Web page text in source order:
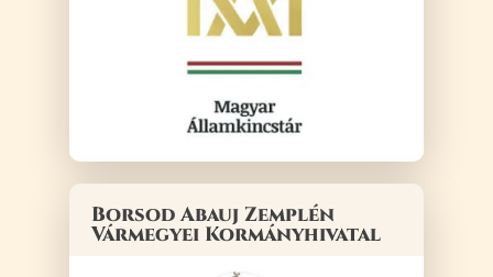
Borsod Abauj Zemplén
Vármegyei Kormányhivatal